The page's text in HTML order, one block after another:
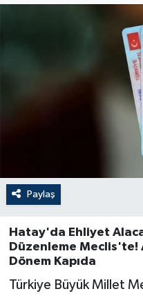
Paylaş
Hatay'da Ehliyet
Düzenleme Meclis'te!
Dönem Kapıda
Türkiye Büyük Millet